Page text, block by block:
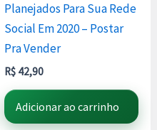
Planejados Para Sua Rede
Social Em 2020 – Postar
Pra Vender
R$ 42,90
Adicionar ao carrinho